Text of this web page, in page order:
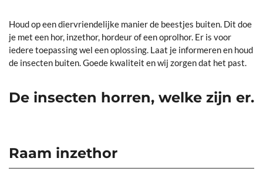
Houd op een diervriendelijke manier de beestjes buiten. Dit doe
je met een hor, inzethor, hordeur of een oprolhor. Er is voor
iedere toepassing wel een oplossing. Laat je informeren en houd
de insecten buiten. Goede kwaliteit en wij zorgen dat het past.
De insecten horren, welke zijn er.
Raam inzethor